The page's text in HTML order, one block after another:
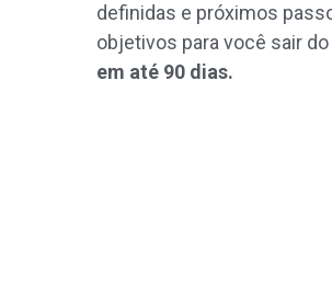
definidas e próximos
objetivos para você sair
em até 90 dias.